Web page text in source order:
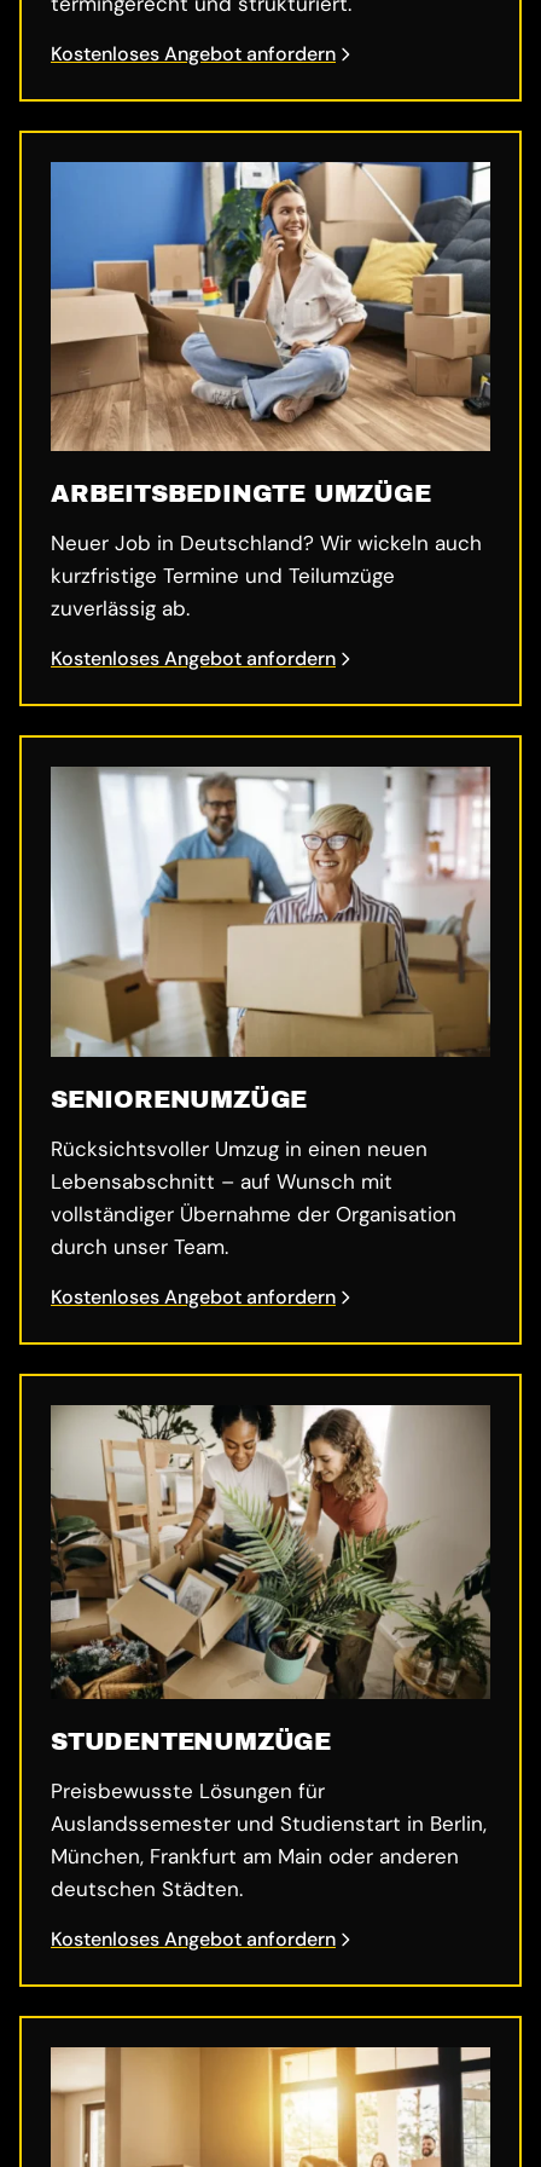
Kostenloses Angebot anfordern
ARBEITSBEDINGTE UMZÜGE
Neuer Job in Deutschland? Wir wickeln auch
kurzfristige Termine und Teilumzüge
zuverlässig ab.
Kostenloses Angebot anfordern
SENIORENUMZÜGE
Rücksichtsvoller Umzug in einen neuen
Lebensabschnitt – auf Wunsch mit
vollständiger Übernahme der Organisation
durch unser Team.
Kostenloses Angebot anfordern
STUDENTENUMZÜGE
Preisbewusste Lösungen für
Auslandssemester und Studienstart in Berlin,
München, Frankfurt am Main oder anderen
deutschen Städten.
Kostenloses Angebot anfordern